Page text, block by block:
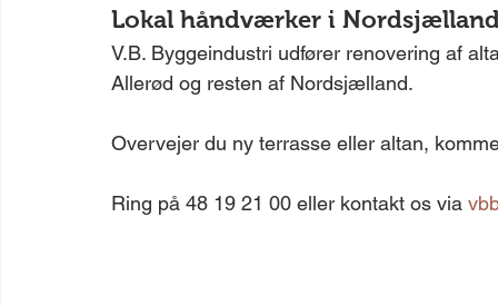
Lokal håndværker i
V.B. Byggeindustri udfører renovering af
Allerød og resten af Nordsjælland.
Overvejer du ny terrasse eller altan,
Ring på 48 19 21 00 eller kontakt os via